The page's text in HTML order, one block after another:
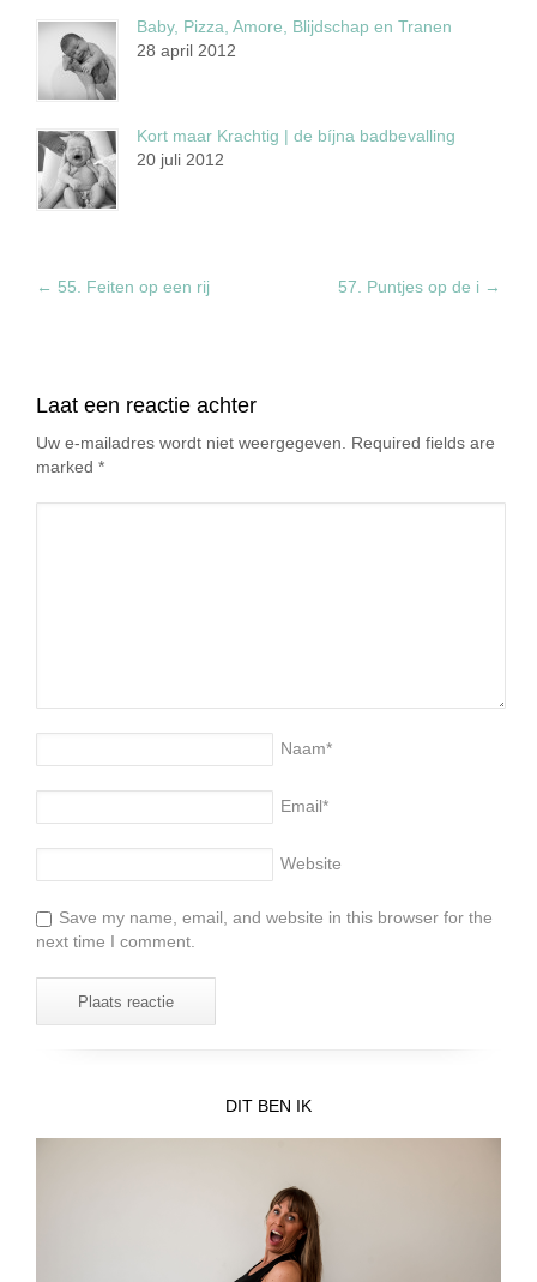
Baby, Pizza, Amore, Blijdschap en Tranen
28 april 2012
Kort maar Krachtig | de bíjna badbevalling
20 juli 2012
← 55. Feiten op een rij 57. Puntjes op de i →
Laat een reactie achter
Uw e-mailadres wordt niet weergegeven. Required fields are
marked *
Naam*
Email*
Website
Save my name, email, and website in this browser for the
next time I comment.
DIT BEN IK